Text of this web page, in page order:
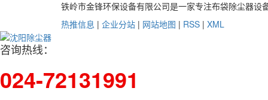
铁岭市金锋环保设备有限公司是一家专注布袋除尘器设
热推信息 | 企业分站 | 网站地图 | RSS | XML
咨询热线：
024-72131991